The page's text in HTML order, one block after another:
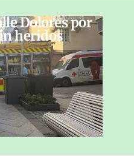
Dolores por
heridos